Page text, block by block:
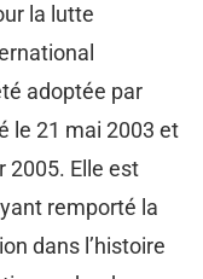
la lutte
adoptée par
le 21 mai 2003 et
2005. Elle est
remporté la
dans l’histoire